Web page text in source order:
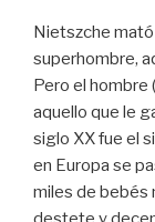
Nietszche mató
superhombre,
Pero el hombre
aquello que le
siglo XX fue el
en Europa se
miles de bebés